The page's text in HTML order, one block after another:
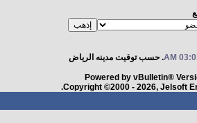
03:03 . حسب توقيت مدينه الرياض
Powered by vBulletin®
Copyright ©2000 - 2026, Jelsoft